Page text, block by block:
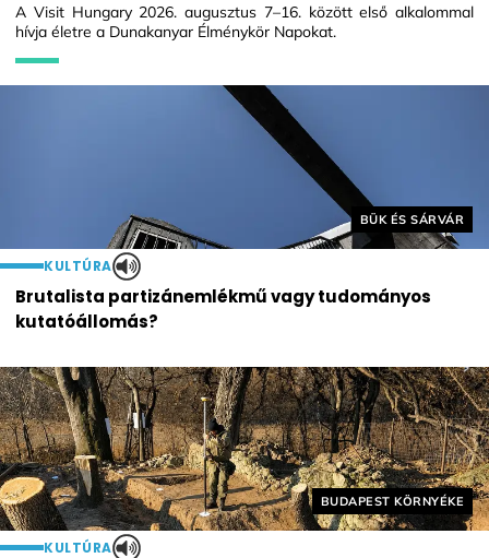
Helyszín címkék:
BÜK ÉS SÁRVÁR
KULTÚRA
Brutalista partizánemlékmű vagy tudományos
kutatóállomás?
A Visit Hungary 2026. augusztus 7–16. között első alkalommal
hívja életre a Dunakanyar Élménykör Napokat.
Helyszín címkék:
BUDAPEST KÖRNYÉKE
KULTÚRA